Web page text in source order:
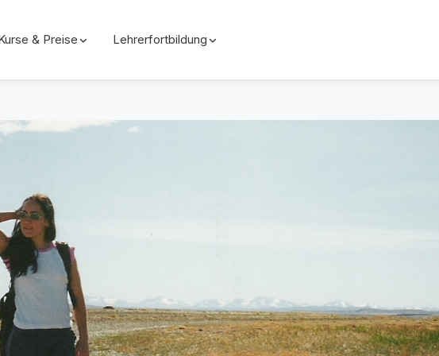
& Preise Lehrerfortbildung